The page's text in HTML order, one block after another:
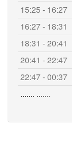
15:25 - 16:27
16:27 - 18:31
18:31 - 20:41
20:41 - 22:47
22:47 - 00:37
....... .......